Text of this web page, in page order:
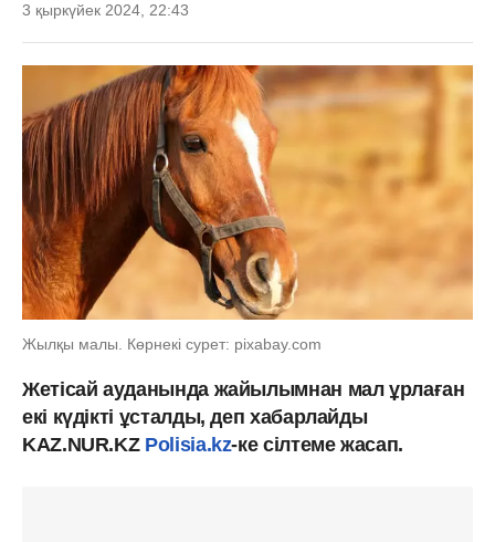
3 қыркүйек 2024, 22:43
Жылқы малы. Көрнекі сурет: pixabay.com
Жетісай ауданында жайылымнан мал ұрлаған
екі күдікті ұсталды, деп хабарлайды
KAZ.NUR.KZ Polisia.kz-ке сілтеме жасап.